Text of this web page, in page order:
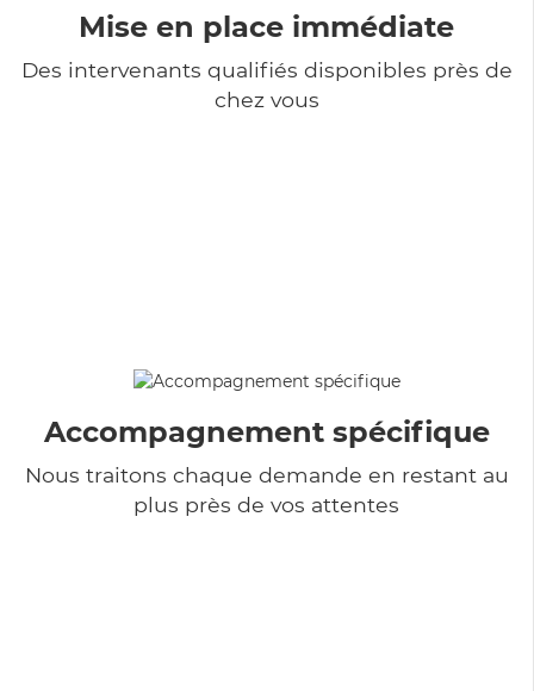
Mise en place immédiate
Des intervenants qualifiés disponibles près de
chez vous
Accompagnement spécifique
Nous traitons chaque demande en restant au
plus près de vos attentes